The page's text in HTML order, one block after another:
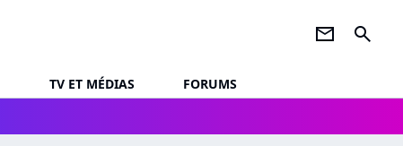
newsletter search
TV ET MÉDIAS
FORUMS